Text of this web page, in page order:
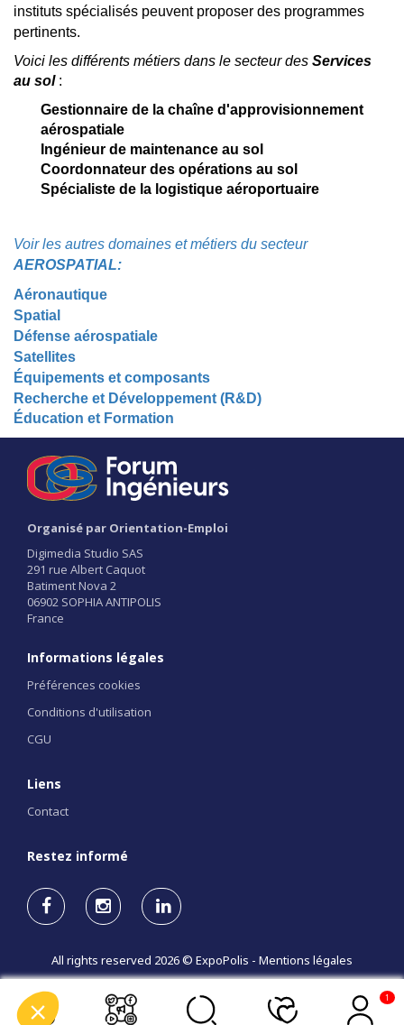
instituts spécialisés peuvent proposer des programmes
pertinents.
Voici les différents métiers dans le secteur des Services
au sol:
Gestionnaire de la chaîne d'approvisionnement
aérospatiale
Ingénieur de maintenance au sol
Coordonnateur des opérations au sol
Spécialiste de la logistique aéroportuaire
Voir les autres domaines et métiers du secteur
AEROSPATIAL:
Aéronautique
Spatial
Défense aérospatiale
Satellites
Équipements et composants
Recherche et Développement (R&D)
Éducation et Formation
1
Organisé par Orientation-Emploi
Digimedia Studio SAS
291 rue Albert Caquot
Batiment Nova 2
06902 SOPHIA ANTIPOLIS
France
Informations légales
Préférences cookies
Conditions d'utilisation
CGU
Liens
Contact
Restez informé
All rights reserved 2026 © ExpoPolis - Mentions légales